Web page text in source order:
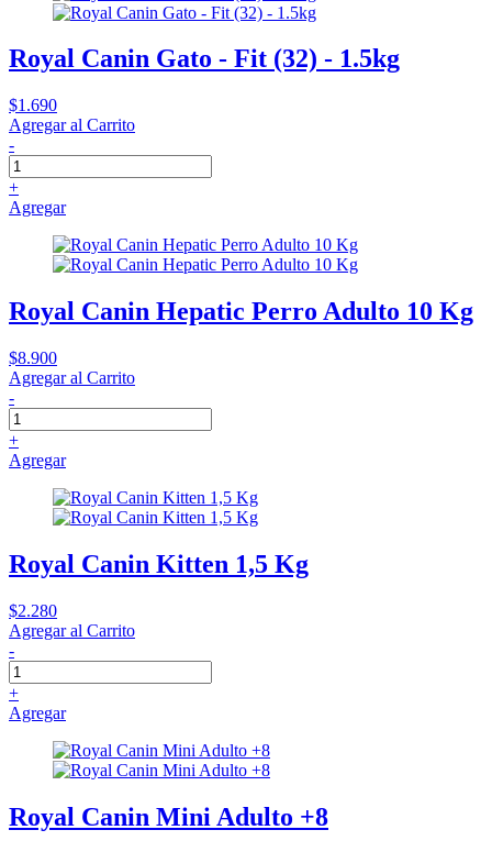
Royal Canin Gato - Fit (32) - 1.5kg
$1.690
Agregar al Carrito
-
+
Agregar
Royal Canin Hepatic Perro Adulto 10 Kg
$8.900
Agregar al Carrito
-
+
Agregar
Royal Canin Kitten 1,5 Kg
$2.280
Agregar al Carrito
-
+
Agregar
Royal Canin Mini Adulto +8